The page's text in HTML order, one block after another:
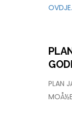
OVDJE.
PLAN